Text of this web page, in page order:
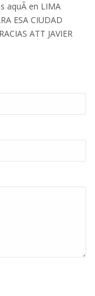
aquÃ­ en LIMA
ESA CIUDAD
ATT JAVIER